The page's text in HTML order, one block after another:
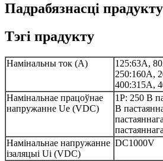
Падрабязнасці прадукту
Тэгі прадукту
Намінальны ток (А)
125:63А,
250:160А,
400:315А,
Намінальнае працоўнае
напружанне Ue (VDC)
1P: 250 В
В
Намінальнае напружанне
ізаляцыі Ui (VDC)
DC1000V